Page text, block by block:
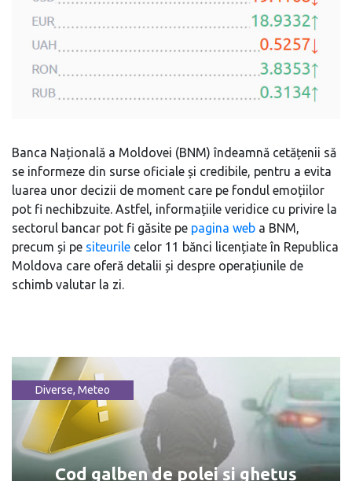
Banca Națională a Moldovei (BNM) îndeamnă cetățenii să
se informeze din surse oficiale și credibile, pentru a evita
luarea unor decizii de moment care pe fondul emoțiilor
pot fi nechibzuite. Astfel, informațiile veridice cu privire la
sectorul bancar pot fi găsite pe pagina web a BNM,
precum și pe siteurile celor 11 bănci licențiate în Republica
Moldova care oferă detalii și despre operațiunile de
schimb valutar la zi.
Diverse, Meteo
Cod galben de polei și ghețuș